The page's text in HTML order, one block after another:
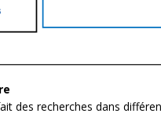
des recherches dans